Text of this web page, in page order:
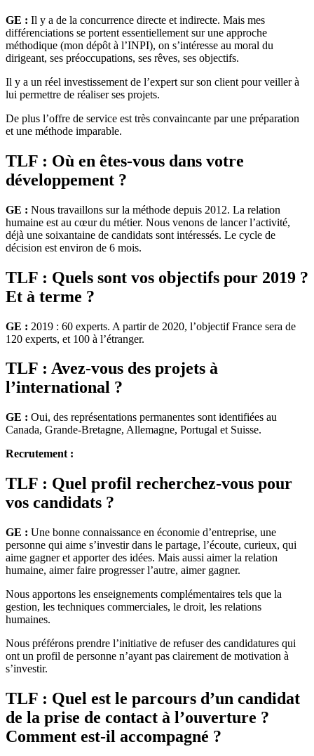
GE : Il y a de la concurrence directe et indirecte. Mais mes
différenciations se portent essentiellement sur une approche
méthodique (mon dépôt à l’INPI), on s’intéresse au moral du
dirigeant, ses préoccupations, ses rêves, ses objectifs.
Il y a un réel investissement de l’expert sur son client pour veiller à
lui permettre de réaliser ses projets.
De plus l’offre de service est très convaincante par une préparation
et une méthode imparable.
TLF : Où en êtes-vous dans votre
développement ?
GE : Nous travaillons sur la méthode depuis 2012. La relation
humaine est au cœur du métier. Nous venons de lancer l’activité,
déjà une soixantaine de candidats sont intéressés. Le cycle de
décision est environ de 6 mois.
TLF : Quels sont vos objectifs pour 2019 ?
Et à terme ?
GE : 2019 : 60 experts. A partir de 2020, l’objectif France sera de
120 experts, et 100 à l’étranger.
TLF : Avez-vous des projets à
l’international ?
GE : Oui, des représentations permanentes sont identifiées au
Canada, Grande-Bretagne, Allemagne, Portugal et Suisse.
Recrutement :
TLF : Quel profil recherchez-vous pour
vos candidats ?
GE : Une bonne connaissance en économie d’entreprise, une
personne qui aime s’investir dans le partage, l’écoute, curieux, qui
aime gagner et apporter des idées. Mais aussi aimer la relation
humaine, aimer faire progresser l’autre, aimer gagner.
Nous apportons les enseignements complémentaires tels que la
gestion, les techniques commerciales, le droit, les relations
humaines.
Nous préférons prendre l’initiative de refuser des candidatures qui
ont un profil de personne n’ayant pas clairement de motivation à
s’investir.
TLF : Quel est le parcours d’un candidat
de la prise de contact à l’ouverture ?
Comment est-il accompagné ?